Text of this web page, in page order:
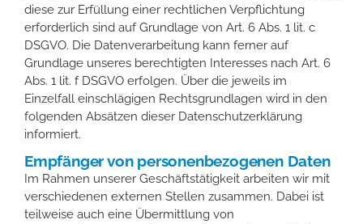
diese zur Erfüllung einer rechtlichen Verpflichtung
erforderlich sind auf Grundlage von Art. 6 Abs. 1 lit. c
DSGVO. Die Datenverarbeitung kann ferner auf
Grundlage unseres berechtigten Interesses nach Art. 6
Abs. 1 lit. f DSGVO erfolgen. Über die jeweils im
Einzelfall einschlägigen Rechtsgrundlagen wird in den
folgenden Absätzen dieser Datenschutzerklärung
informiert.
Empfänger von personenbezogenen Daten
Im Rahmen unserer Geschäftstätigkeit arbeiten wir mit
verschiedenen externen Stellen zusammen. Dabei ist
teilweise auch eine Übermittlung von